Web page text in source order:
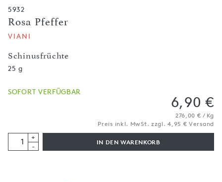
5932
Rosa Pfeffer
Schinusfrüchte
VIANI
25 g
SOFORT VERFÜGBAR
6,90 €
276,00 € / Kg
Preis inkl. MwSt. zzgl. 4,95 € Versand
+
-
IN DEN WARENKORB